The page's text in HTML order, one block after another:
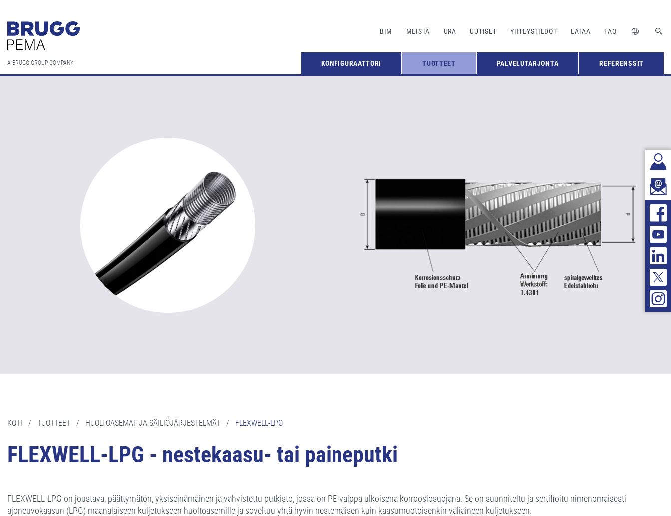
BIM MEISTÄ URA UUTISET YHTEYSTIEDOT LATAA FAQ
A BRUGG GROUP COMPANY KONFIGURAATTORI TUOTTEET PALVELUTARJONTA REFERENSSIT
KOTI / TUOTTEET / HUOLTOASEMAT JA SÄILIÖJÄRJESTELMÄT / FLEXWELL-LPG
FLEXWELL-LPG - nestekaasu- tai paineputki
FLEXWELL-LPG on joustava, päättymätön, yksiseinämäinen ja vahvistettu putkisto, jossa on PE-vaippa ulkoisena korroosiosuojana. Se on suunniteltu ja sertifioitu nimenomaisesti
ajoneuvokaasun (LPG) maanalaiseen kuljetukseen huoltoasemille ja soveltuu yhtä hyvin nestemäisen kuin kaasumuotoisenkin väliaineen kuljetukseen.